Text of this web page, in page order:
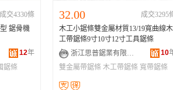
成交4330條
鋸骨機
12年
鋸條
32.00
成交3295
木工小鋸條雙金屬材質13/19寬曲線木
工帶鋸條9寸10寸12寸工具鋸條
浙江思普鋸業有限公司
10
雙金屬帶鋸條 木工帶鋸條 寬帶鋸條